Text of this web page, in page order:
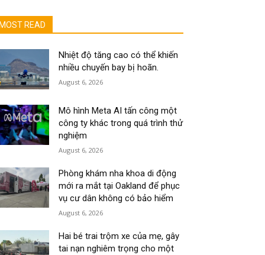
MOST READ
Nhiệt độ tăng cao có thể khiến
nhiều chuyến bay bị hoãn.
August 6, 2026
Mô hình Meta AI tấn công một
công ty khác trong quá trình thử
nghiệm
August 6, 2026
Phòng khám nha khoa di động
mới ra mắt tại Oakland để phục
vụ cư dân không có bảo hiểm
August 6, 2026
Hai bé trai trộm xe của mẹ, gây
tai nạn nghiêm trọng cho một